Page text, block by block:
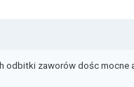
zaworów dośc